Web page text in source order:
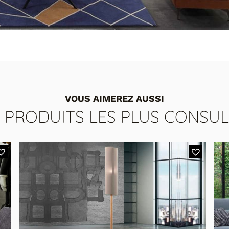
VOUS AIMEREZ AUSSI
PRODUITS LES PLUS